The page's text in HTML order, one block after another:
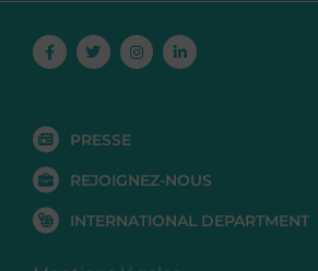
Facebook-
f
TwitterInstagramLinkedin-
in
PRESSE
REJOIGNEZ-NOUS
INTERNATIONAL DEPARTMENT